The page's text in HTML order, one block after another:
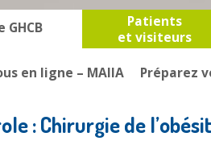
GHCB
Patients
et visiteurs
en ligne – MAIIA
Préparez
: Chirurgie de